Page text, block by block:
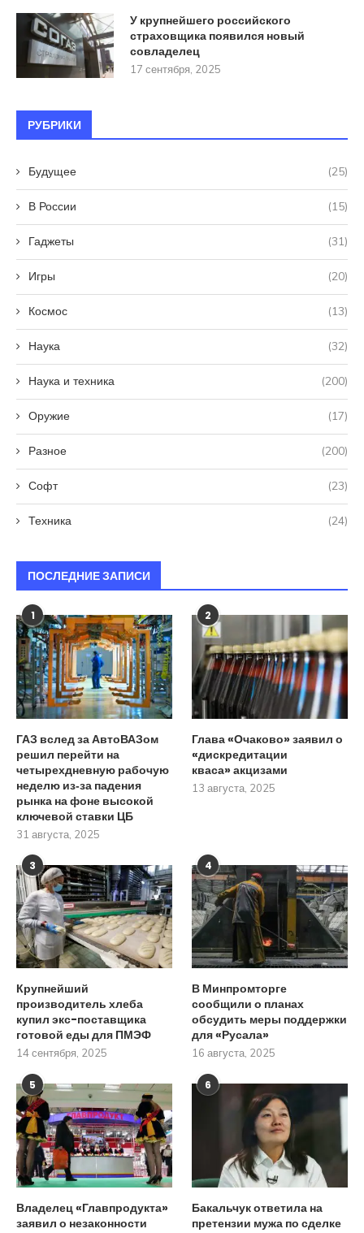
У крупнейшего российского
страховщика появился новый
совладелец
17 сентября, 2025
РУБРИКИ
Будущее (25)
В России (15)
Гаджеты (31)
Игры (20)
Космос (13)
Наука (32)
Наука и техника (200)
Оружие (17)
Разное (200)
Софт (23)
Техника (24)
ПОСЛЕДНИЕ ЗАПИСИ
1
ГАЗ вслед за АвтоВАЗом
решил перейти на
четырехдневную рабочую
неделю из‑за падения
рынка на фоне высокой
ключевой ставки ЦБ
31 августа, 2025
2
Глава «Очаково» заявил о
«дискредитации
кваса» акцизами
13 августа, 2025
3
Крупнейший
производитель хлеба
купил экс-поставщика
готовой еды для ПМЭФ
14 сентября, 2025
4
В Минпромторге
сообщили о планах
обсудить меры поддержки
для «Русала»
16 августа, 2025
5
Владелец «Главпродукта»
заявил о незаконности
6
Бакальчук ответила на
претензии мужа по сделке